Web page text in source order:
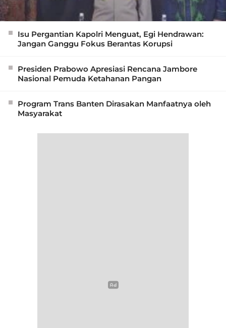
Isu Pergantian Kapolri Menguat, Egi Hendrawan:
Jangan Ganggu Fokus Berantas Korupsi
Presiden Prabowo Apresiasi Rencana Jambore
Nasional Pemuda Ketahanan Pangan
Program Trans Banten Dirasakan Manfaatnya oleh
Masyarakat